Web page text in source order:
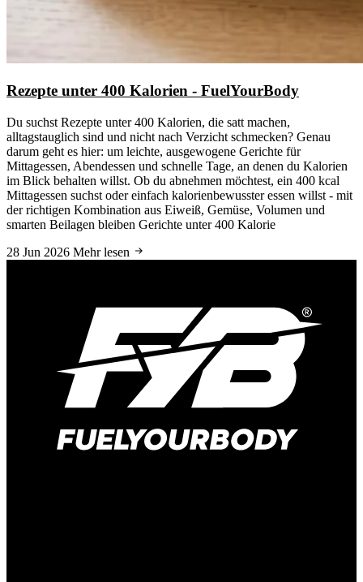
Rezepte unter 400 Kalorien - FuelYourBody
Du suchst Rezepte unter 400 Kalorien, die satt machen,
alltagstauglich sind und nicht nach Verzicht schmecken? Genau
darum geht es hier: um leichte, ausgewogene Gerichte für
Mittagessen, Abendessen und schnelle Tage, an denen du Kalorien
im Blick behalten willst. Ob du abnehmen möchtest, ein 400 kcal
Mittagessen suchst oder einfach kalorienbewusster essen willst - mit
der richtigen Kombination aus Eiweiß, Gemüse, Volumen und
smarten Beilagen bleiben Gerichte unter 400 Kalorie
28 Jun 2026 Mehr lesen